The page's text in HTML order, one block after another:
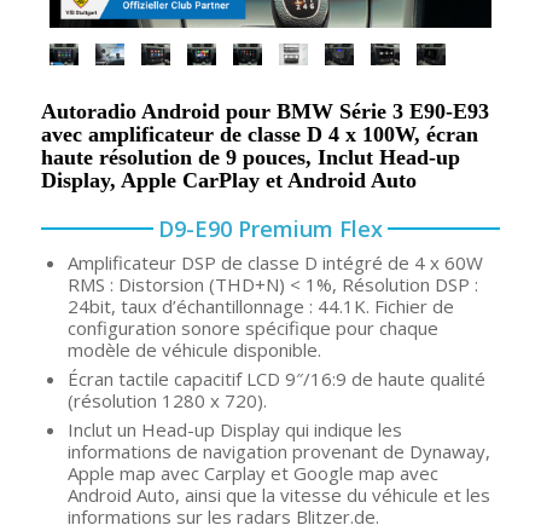
Autoradio Android pour BMW Série 3 E90-E93
avec amplificateur de classe D 4 x 100W, écran
haute résolution de 9 pouces, Inclut Head-up
Display, Apple CarPlay et Android Auto
D9-E90 Premium Flex
Amplificateur DSP de classe D intégré de 4 x 60W
RMS : Distorsion (THD+N) < 1%, Résolution DSP :
24bit, taux d’échantillonnage : 44.1K. Fichier de
configuration sonore spécifique pour chaque
modèle de véhicule disponible.
Écran tactile capacitif LCD 9″/16:9 de haute qualité
(résolution 1280 x 720).
Inclut un Head-up Display qui indique les
informations de navigation provenant de Dynaway,
Apple map avec Carplay et Google map avec
Android Auto, ainsi que la vitesse du véhicule et les
informations sur les radars Blitzer.de.